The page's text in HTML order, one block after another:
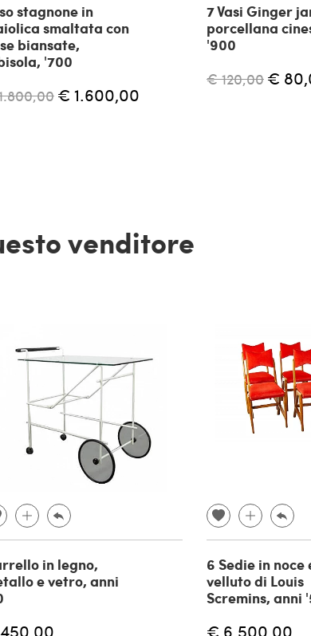
stagnone in
smaltata con
biansate,
'700
€ 1.600,00
7 Vasi Ginger
porcellana
'900
€ 120,00 €
venditore
in legno,
e vetro, anni
6 Sedie in noce
velluto di Louis
Scremins, anni
€ 6.500,00